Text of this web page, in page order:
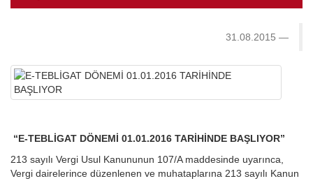
31.08.2015
“E-TEBLİGAT DÖNEMİ 01.01.2016 TARİHİNDE BAŞLIYOR”
213 sayılı Vergi Usul Kanununun 107/A maddesinde uyarınca,
Vergi dairelerince düzenlenen ve muhataplarına 213 sayılı Kanun